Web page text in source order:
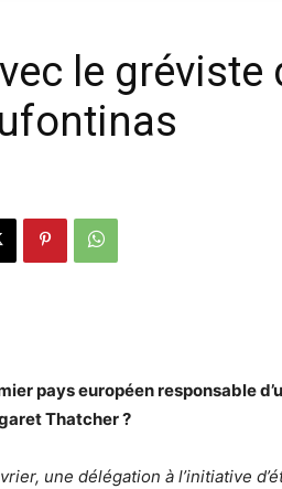
le gréviste
pays européen responsable
Thatcher ?
une délégation à l’initiative